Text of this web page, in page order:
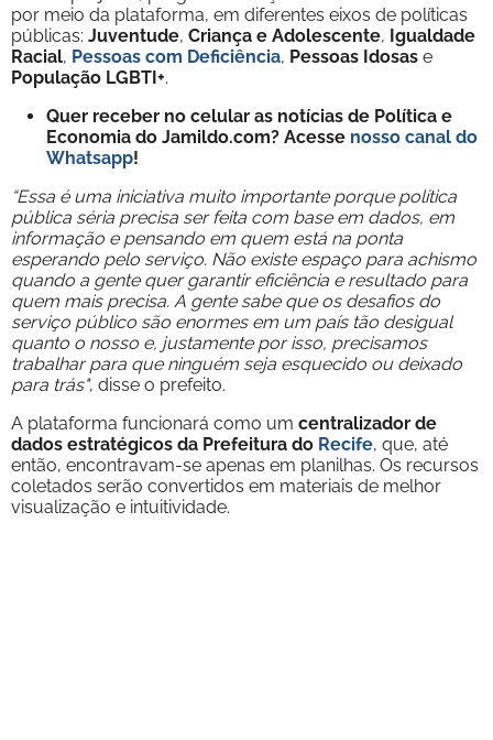
por meio da plataforma, em diferentes eixos de políticas
públicas: Juventude, Criança e Adolescente, Igualdade
Racial, Pessoas com Deficiência, Pessoas Idosas e
População LGBTI+.
Quer receber no celular as notícias de Política e
Economia do Jamildo.com? Acesse nosso canal do
Whatsapp!
“Essa é uma iniciativa muito importante porque política
pública séria precisa ser feita com base em dados, em
informação e pensando em quem está na ponta
esperando pelo serviço. Não existe espaço para achismo
quando a gente quer garantir eficiência e resultado para
quem mais precisa. A gente sabe que os desafios do
serviço público são enormes em um país tão desigual
quanto o nosso e, justamente por isso, precisamos
trabalhar para que ninguém seja esquecido ou deixado
para trás", disse o prefeito.
A plataforma funcionará como um centralizador de
dados estratégicos da Prefeitura do Recife, que, até
então, encontravam-se apenas em planilhas. Os recursos
coletados serão convertidos em materiais de melhor
visualização e intuitividade.